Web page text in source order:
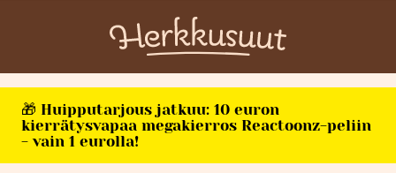
🎁 Huipputarjous jatkuu: 10 euron
kierrätysvapaa megakierros Reactoonz-peliin
- vain 1 eurolla!